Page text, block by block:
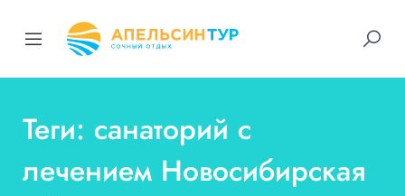
Теги: санаторий с
лечением Новосибирская